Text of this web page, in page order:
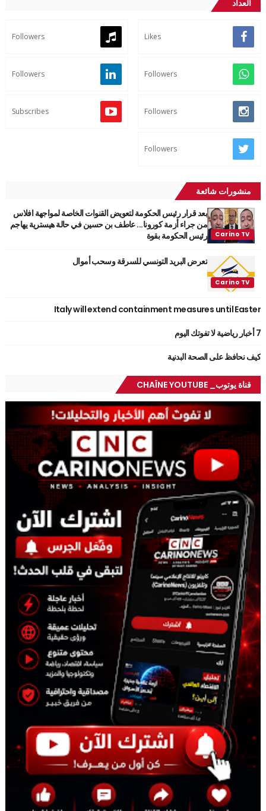
العداد
Likes
Followers
Followers
Followers
Followers
Subscribes
Followers
منشورات شائعة
بعد قرار رئيس الحكومة لتعويض القنوات الخاصة لمواجهة افلاس
من جراء أزمة كورونا... عاطف بن حسين في حالة هيسترية يهاجم
رئيس الحكومة بقوة
تعرض البريد التونسي للسرقة وسحب أموال
Italy will extend containment measures until Easter
7 أخبار رياضية لا تفوتك اليوم
كيف نحافظ على الصحة البدنية
قناة يوتوب_ CHAÎNE YOUTUBE